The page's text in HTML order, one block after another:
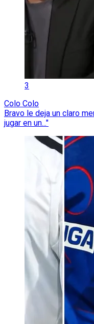
3
Colo Colo
Bravo le deja un claro
jugar en un..."